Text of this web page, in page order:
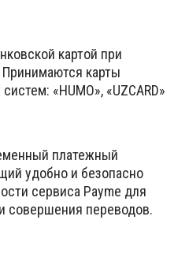
картой при
Принимаются карты
«HUMO», «UZCARD»
платежный
удобно и безопасно
сервиса Payme для
совершения переводов.